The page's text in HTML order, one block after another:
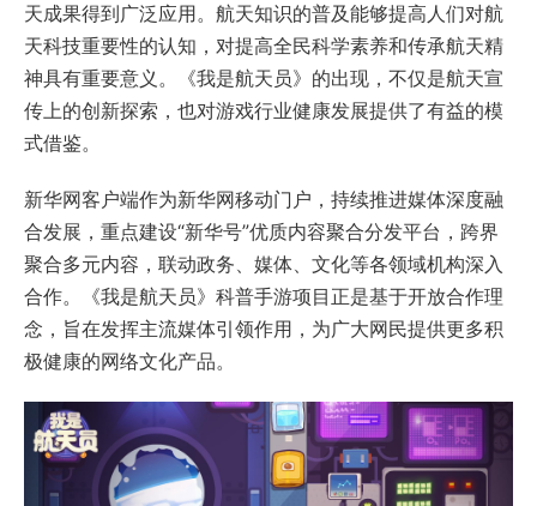
天成果得到广泛应用。航天知识的普及能够提高人们对航
天科技重要性的认知，对提高全民科学素养和传承航天精
神具有重要意义。《我是航天员》的出现，不仅是航天宣
传上的创新探索，也对游戏行业健康发展提供了有益的模
式借鉴。
新华网客户端作为新华网移动门户，持续推进媒体深度融
合发展，重点建设“新华号”优质内容聚合分发平台，跨界
聚合多元内容，联动政务、媒体、文化等各领域机构深入
合作。《我是航天员》科普手游项目正是基于开放合作理
念，旨在发挥主流媒体引领作用，为广大网民提供更多积
极健康的网络文化产品。